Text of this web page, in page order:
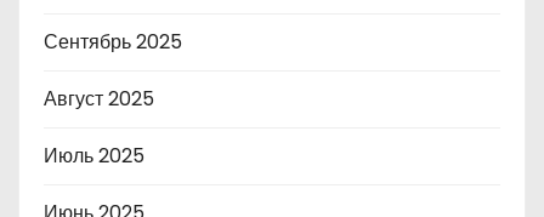
Сентябрь 2025
Август 2025
Июль 2025